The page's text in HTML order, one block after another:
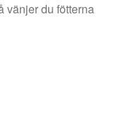
vänjer du fötterna